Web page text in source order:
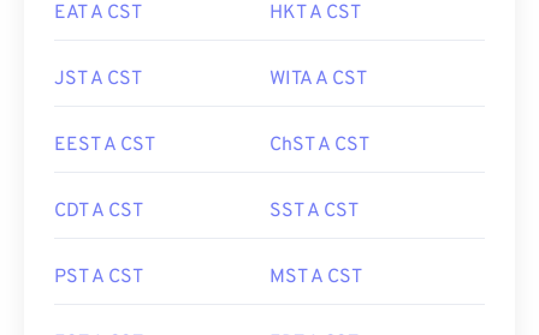
EAT A CST HKT A CST
JST A CST WITA A CST
EEST A CST ChST A CST
CDT A CST SST A CST
PST A CST MST A CST